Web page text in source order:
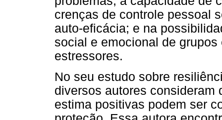
crenças de controle pessoal
auto-eficácia; e na
social e emocional de
estressores.
No seu estudo sobre
diversos autores consideram
estima positivas podem ser